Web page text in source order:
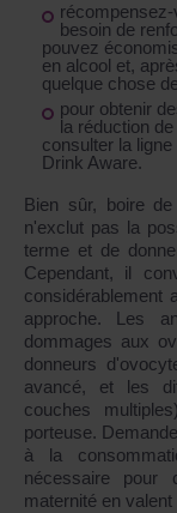
besoin de
pouvez
en alcool et,
quelque chose
pour obtenir
la réduction
consulter la
Drink Aware.
Bien sûr, boire
n'exclut pas la
terme et de
Cependant, il
considérablement
approche. Les
dommages aux
donneurs
avancé, et les
couches
porteuse.
à la
nécessaire pour
maternité en valent